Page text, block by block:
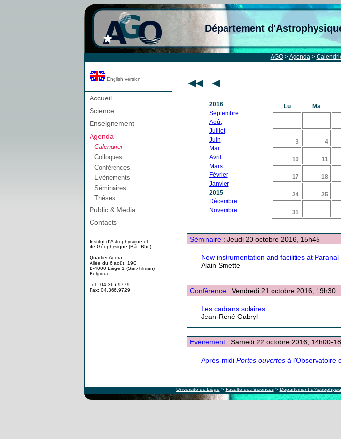
Département
AGO>Agenda>
English version
Accueil
Science
Enseignement
Agenda
Calendrier
Colloques
Conférences
Evènements
Séminaires
Thèses
Public & Media
Contacts
Institut d'Astrophysique et
de Géophysique (Bât. B5c)
Quartier Agora
Allée du 6 août, 19C
B-4000 Liège 1 (Sart-Tilman)
Belgique
Tel.: 04.366.9779
Fax: 04.366.9729
2016
Septembre
Août
Juillet
Juin
Mai
Avril
Mars
Février
Janvier
2015
Décembre
Novembre
Lu Ma
3 4
10 11
17 18
24 25
31
Séminaire : Jeudi 20 octobre 2016, 15h45
New instrumentation and facilities at Paranal
Alain Smette
Conférence : Vendredi 21 octobre 2016, 19h30
Les cadrans solaires
Jean-René Gabryl
Evènement : Samedi 22 octobre 2016, 14h00-
Après-midi Portes ouvertes à l'Observatoire
Université de Liège > Faculté des Sciences> Département